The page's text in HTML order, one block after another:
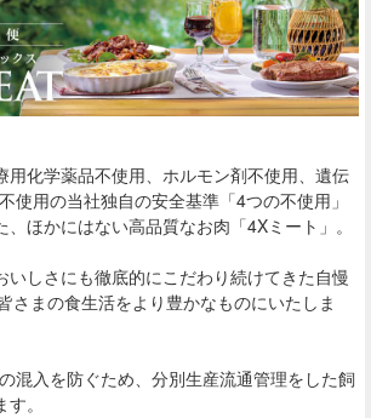
用化学薬品不使用、ホルモン剤不使用、遺伝
使用の当社独自の安全基準「4つの不使用」
ほかにはない高品質なお肉「4Xミート」。
いしさにも徹底的にこだわり続けてきた自慢
さまの食生活をより豊かなものにいたしま
混入を防ぐため、分別生産流通管理をした飼
。